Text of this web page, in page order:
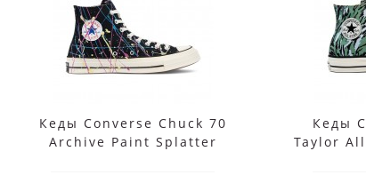
Кеды Converse Chuck 70
Archive Paint Splatter
Кеды
Taylor